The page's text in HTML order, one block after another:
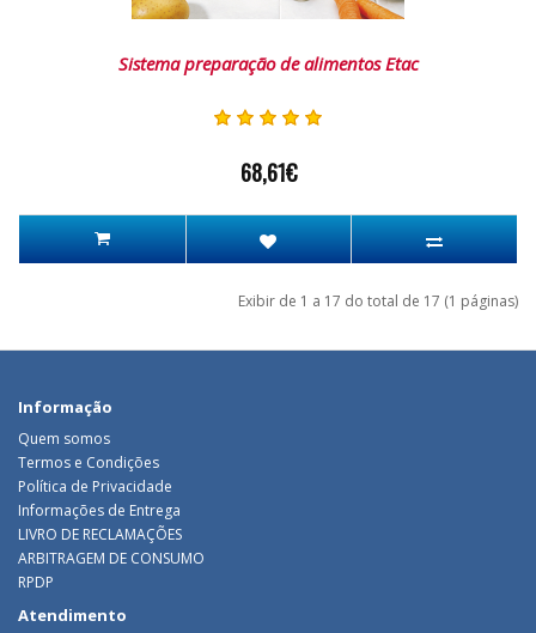
Sistema preparação de alimentos Etac
68,61€
Exibir de 1 a 17 do total de 17 (1 páginas)
Informação
Quem somos
Termos e Condições
Política de Privacidade
Informações de Entrega
LIVRO DE RECLAMAÇÕES
ARBITRAGEM DE CONSUMO
RPDP
Atendimento